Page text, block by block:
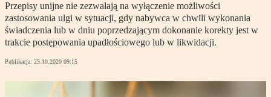
Przepisy unijne nie zezwalają na wyłączenie możliwości
zastosowania ulgi w sytuacji, gdy nabywca w chwili wykonania
świadczenia lub w dniu poprzedzającym dokonanie korekty jest w
trakcie postępowania upadłościowego lub w likwidacji.
Publikacja: 25.10.2020 09:15